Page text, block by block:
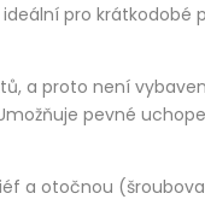
pro
a proto není
pevné
a otočnou